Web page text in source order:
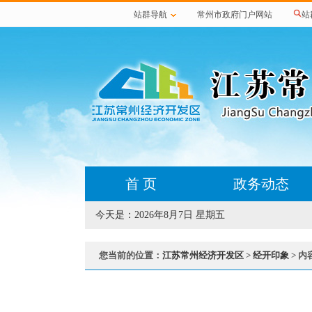
站群导航 常州市政府门户网站 站
首 页 政务动态
今天是： 2026年8月7日 星期五
您当前的位置： 江苏常州经济开发区 > 经开印象 > 内